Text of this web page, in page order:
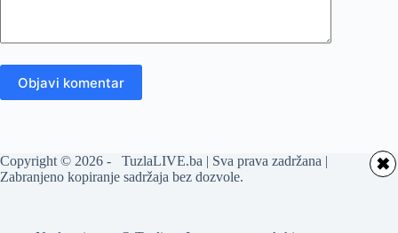
Objavi komentar
Copyright © 2026 - TuzlaLIVE.ba | Sva prava zadržana |
Zabranjeno kopiranje sadržaja bez dozvole.
✖